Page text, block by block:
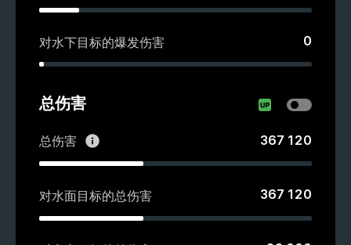
对水下目标的爆发伤害 0
总伤害
总伤害 367 120
对水面目标的总伤害 367 120